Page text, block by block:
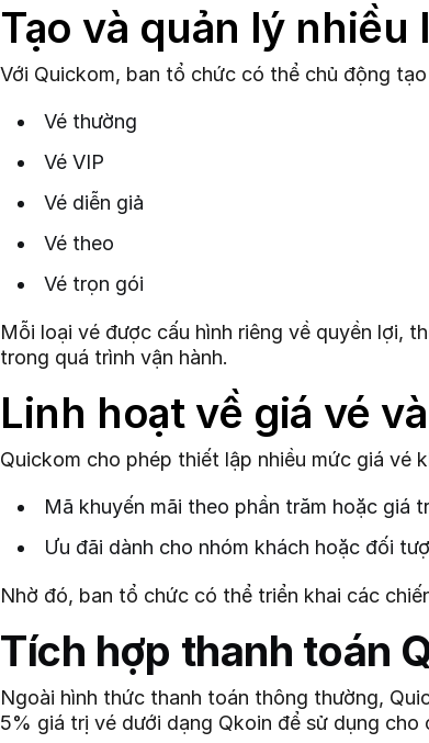
Tạo và quản lý
Với Quickom, ban tổ chức có thể chủ động
Vé thường
Vé VIP
Vé diễn giả
Vé theo
Vé trọn gói
Mỗi loại vé được cấu hình riêng về quyền lợi,
trong quá trình vận hành.
Linh hoạt về giá vé
Quickom cho phép thiết lập nhiều mức giá vé
Mã khuyến mãi theo phần trăm hoặc giá
Ưu đãi dành cho nhóm khách hoặc đối
Nhờ đó, ban tổ chức có thể triển khai các
Tích hợp thanh toán
Ngoài hình thức thanh toán thông thường,
5% giá trị vé dưới dạng Qkoin để sử dụng